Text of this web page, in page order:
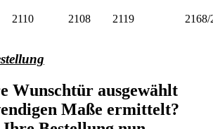
2110 2108 2119 2168/
Wunschtür ausgewählt
Maße ermittelt?